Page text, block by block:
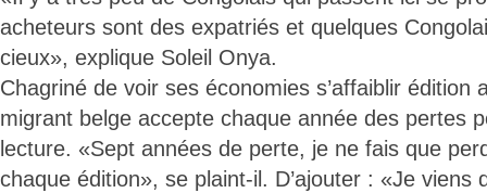
acheteurs sont des expatriés et quelques
cieux», explique Soleil Onya.
Chagriné de voir ses économies s’affaiblir édition
migrant belge accepte chaque année des pertes
lecture. «Sept années de perte, je ne fais que
chaque édition», se plaint-il. D’ajouter : «Je viens